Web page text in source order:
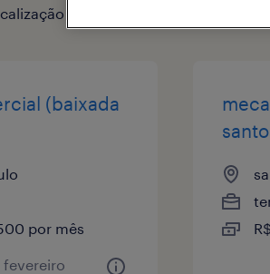
(baixada
por mês
fevereiro